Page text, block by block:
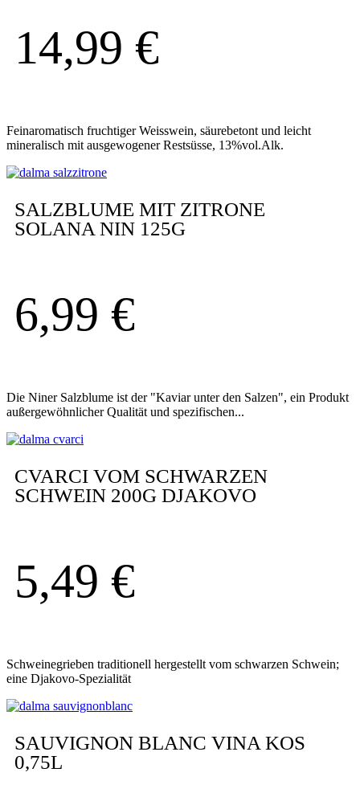
14,99 €
Feinaromatisch fruchtiger Weisswein, säurebetont und leicht
mineralisch mit ausgewogener Restsüsse, 13%vol.Alk.
SALZBLUME MIT ZITRONE
SOLANA NIN 125G
6,99 €
Die Niner Salzblume ist der "Kaviar unter den Salzen", ein Produkt
außergewöhnlicher Qualität und spezifischen...
CVARCI VOM SCHWARZEN
SCHWEIN 200G DJAKOVO
5,49 €
Schweinegrieben traditionell hergestellt vom schwarzen Schwein;
eine Djakovo-Spezialität
SAUVIGNON BLANC VINA KOS
0,75L